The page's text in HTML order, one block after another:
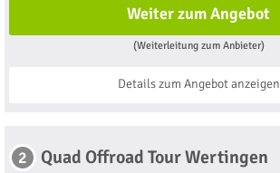
Weiter zum Angebot
(Weiterleitung zum Anbieter)
Details zum Angebotanzeigen
2 Quad Offroad Tour Wertingen